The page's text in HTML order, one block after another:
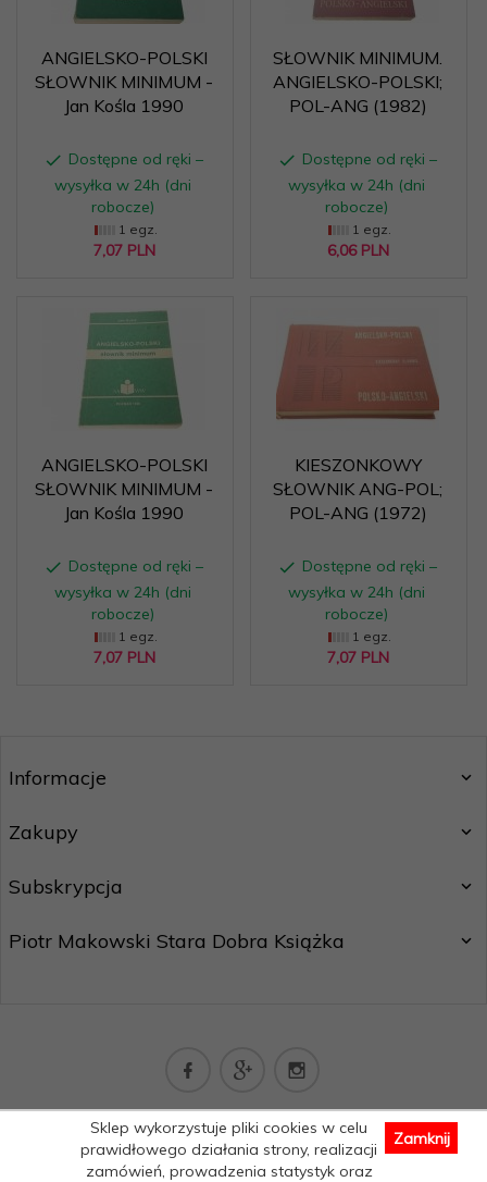
ANGIELSKO-POLSKI
SŁOWNIK MINIMUM -
Jan Kośla 1990
Dostępne od ręki –
wysyłka w 24h (dni
robocze)
1 egz.
7,07 PLN
SŁOWNIK MINIMUM.
ANGIELSKO-POLSKI;
POL-ANG (1982)
Dostępne od ręki –
wysyłka w 24h (dni
robocze)
1 egz.
6,06 PLN
ANGIELSKO-POLSKI
SŁOWNIK MINIMUM -
Jan Kośla 1990
Dostępne od ręki –
wysyłka w 24h (dni
robocze)
1 egz.
7,07 PLN
KIESZONKOWY
SŁOWNIK ANG-POL;
POL-ANG (1972)
Dostępne od ręki –
wysyłka w 24h (dni
robocze)
1 egz.
7,07 PLN
Informacje
Zakupy
Subskrypcja
Piotr Makowski Stara Dobra Książka
kontakt@staradobraksiazka.pl
Informacja o cookies | sklep internetowy RedCart.pl
Sklep wykorzystuje pliki cookies w celu
prawidłowego działania strony, realizacji
zamówień, prowadzenia statystyk oraz
Zamknij